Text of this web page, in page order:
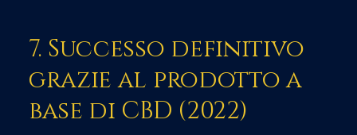
7. Successo definitivo
grazie al prodotto a
base di CBD (2022)